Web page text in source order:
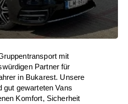
mit
Partner für
in Bukarest. Unsere
gut gewarteten Vans
Komfort, Sicherheit